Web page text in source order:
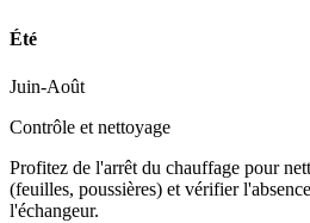
Été
Juin-Août
Contrôle et nettoyage
Profitez de l'arrêt du chauffage pour
(feuilles, poussières) et vérifier
l'échangeur.